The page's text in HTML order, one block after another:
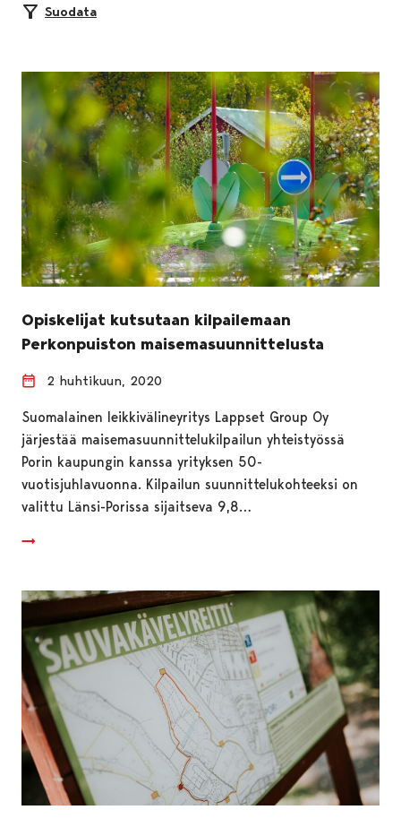
Suodata
Opiskelijat kutsutaan kilpailemaan
Perkonpuiston maisemasuunnittelusta
2 huhtikuun, 2020
Suomalainen leikkivälineyritys Lappset Group Oy
järjestää maisemasuunnittelukilpailun yhteistyössä
Porin kaupungin kanssa yrityksen 50-
vuotisjuhlavuonna. Kilpailun suunnittelukohteeksi on
valittu Länsi-Porissa sijaitseva 9,8…